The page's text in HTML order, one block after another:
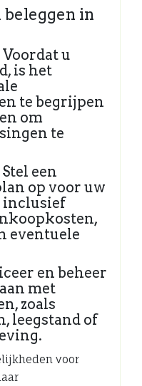
beleggen in
Voordat u
is het
te begrijpen
om
te
Stel een
op voor uw
inclusief
eventuele
en beheer
met
zoals
leegstand of
voor